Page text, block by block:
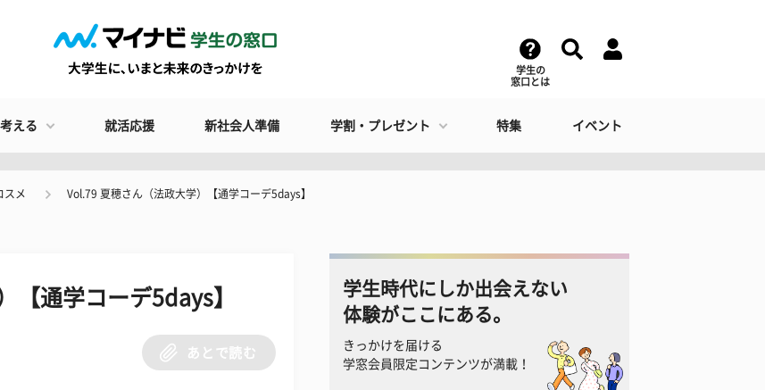
学生の
窓口とは
える 就活応援 新社会人準備 学割・プレゼント 特集 イベント
スメ Vol.79 夏穂さん（法政大学）【通学コーデ5days】
【通学コーデ5days】
あとで読む
学生時代にしか出会えない
体験がここにある。
きっかけを届ける
学窓会員限定コンテンツが満載！